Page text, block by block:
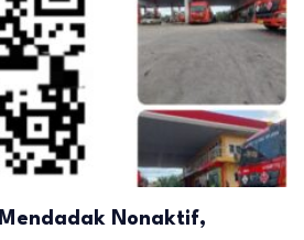
Mendadak Nonaktif,